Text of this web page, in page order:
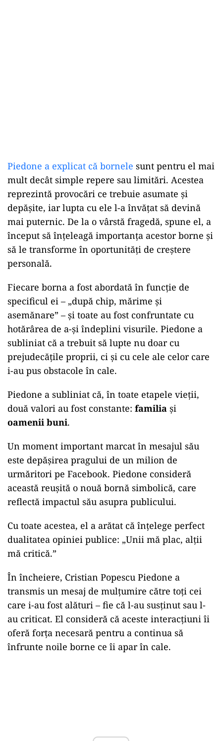
Piedone a explicat că bornele sunt pentru el mai
mult decât simple repere sau limitări. Acestea
reprezintă provocări ce trebuie asumate și
depășite, iar lupta cu ele l-a învățat să devină
mai puternic. De la o vârstă fragedă, spune el, a
început să înțeleagă importanța acestor borne și
să le transforme în oportunități de creștere
personală.
Fiecare borna a fost abordată în funcție de
specificul ei – „după chip, mărime și
asemănare” – și toate au fost confruntate cu
hotărârea de a-și îndeplini visurile. Piedone a
subliniat că a trebuit să lupte nu doar cu
prejudecățile proprii, ci și cu cele ale celor care
i-au pus obstacole în cale.
Piedone a subliniat că, în toate etapele vieții,
două valori au fost constante: familia și
oamenii buni.
Un moment important marcat în mesajul său
este depășirea pragului de un milion de
urmăritori pe Facebook. Piedone consideră
această reușită o nouă bornă simbolică, care
reflectă impactul său asupra publicului.
Cu toate acestea, el a arătat că înțelege perfect
dualitatea opiniei publice: „Unii mă plac, alții
mă critică.”
În încheiere, Cristian Popescu Piedone a
transmis un mesaj de mulțumire către toți cei
care i-au fost alături – fie că l-au susținut sau l-
au criticat. El consideră că aceste interacțiuni îi
oferă forța necesară pentru a continua să
înfrunte noile borne ce îi apar în cale.